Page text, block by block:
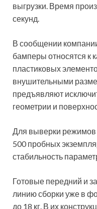
выгрузки. Время
секунд.
В сообщении
бамперы относятся к
пластиковых
внушительными
предъявляют
геометрии и
Для выверки режимов
500 пробных
стабильность
Готовые передний и
линию сборки уже в
до 18 кг. В их